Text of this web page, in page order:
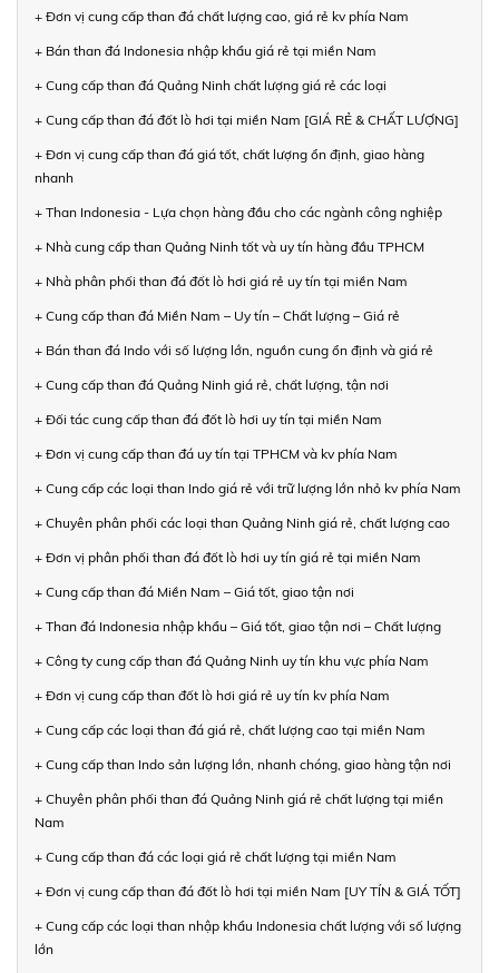
+ Đơn vị cung cấp than đá chất lượng cao, giá rẻ kv phía Nam
+ Bán than đá Indonesia nhập khẩu giá rẻ tại miền Nam
+ Cung cấp than đá Quảng Ninh chất lượng giá rẻ các loại
+ Cung cấp than đá đốt lò hơi tại miền Nam [GIÁ RẺ & CHẤT LƯỢNG]
+ Đơn vị cung cấp than đá giá tốt, chất lượng ổn định, giao hàng
nhanh
+ Than Indonesia - Lựa chọn hàng đầu cho các ngành công nghiệp
+ Nhà cung cấp than Quảng Ninh tốt và uy tín hàng đầu TPHCM
+ Nhà phân phối than đá đốt lò hơi giá rẻ uy tín tại miền Nam
+ Cung cấp than đá Miền Nam – Uy tín – Chất lượng – Giá rẻ
+ Bán than đá Indo với số lượng lớn, nguồn cung ổn định và giá rẻ
+ Cung cấp than đá Quảng Ninh giá rẻ, chất lượng, tận nơi
+ Đối tác cung cấp than đá đốt lò hơi uy tín tại miền Nam
+ Đơn vị cung cấp than đá uy tín tại TPHCM và kv phía Nam
+ Cung cấp các loại than Indo giá rẻ với trữ lượng lớn nhỏ kv phía Nam
+ Chuyên phân phối các loại than Quảng Ninh giá rẻ, chất lượng cao
+ Đơn vị phân phối than đá đốt lò hơi uy tín giá rẻ tại miền Nam
+ Cung cấp than đá Miền Nam – Giá tốt, giao tận nơi
+ Than đá Indonesia nhập khẩu – Giá tốt, giao tận nơi – Chất lượng
+ Công ty cung cấp than đá Quảng Ninh uy tín khu vực phía Nam
+ Đơn vị cung cấp than đốt lò hơi giá rẻ uy tín kv phía Nam
+ Cung cấp các loại than đá giá rẻ, chất lượng cao tại miền Nam
+ Cung cấp than Indo sản lượng lớn, nhanh chóng, giao hàng tận nơi
+ Chuyên phân phối than đá Quảng Ninh giá rẻ chất lượng tại miền
Nam
+ Cung cấp than đá các loại giá rẻ chất lượng tại miền Nam
+ Đơn vị cung cấp than đá đốt lò hơi tại miền Nam [UY TÍN & GIÁ TỐT]
+ Cung cấp các loại than nhập khẩu Indonesia chất lượng với số lượng
lớn